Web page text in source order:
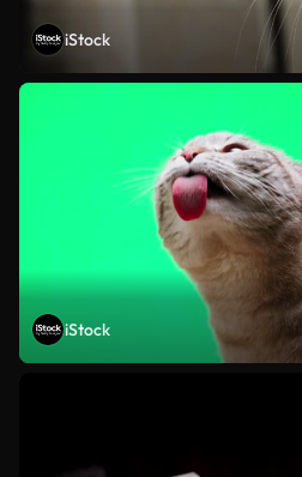
iStock
iStock